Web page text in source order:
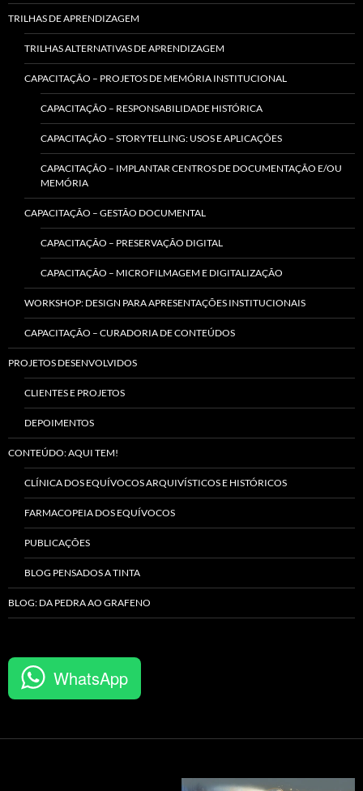
TRILHAS DE APRENDIZAGEM
TRILHAS ALTERNATIVAS DE APRENDIZAGEM
CAPACITAÇÃO – PROJETOS DE MEMÓRIA INSTITUCIONAL
CAPACITAÇÃO – RESPONSABILIDADE HISTÓRICA
CAPACITAÇÃO – STORYTELLING: USOS E APLICAÇÕES
CAPACITAÇÃO – IMPLANTAR CENTROS DE DOCUMENTAÇÃO E/OU
MEMÓRIA
CAPACITAÇÃO – GESTÃO DOCUMENTAL
CAPACITAÇÃO – PRESERVAÇÃO DIGITAL
CAPACITAÇÃO – MICROFILMAGEM E DIGITALIZAÇÃO
WORKSHOP: DESIGN PARA APRESENTAÇÕES INSTITUCIONAIS
CAPACITAÇÃO – CURADORIA DE CONTEÚDOS
PROJETOS DESENVOLVIDOS
CLIENTES E PROJETOS
DEPOIMENTOS
CONTEÚDO: AQUI TEM!
CLÍNICA DOS EQUÍVOCOS ARQUIVÍSTICOS E HISTÓRICOS
FARMACOPEIA DOS EQUÍVOCOS
PUBLICAÇÕES
BLOG PENSADOS A TINTA
BLOG: DA PEDRA AO GRAFENO
WhatsApp